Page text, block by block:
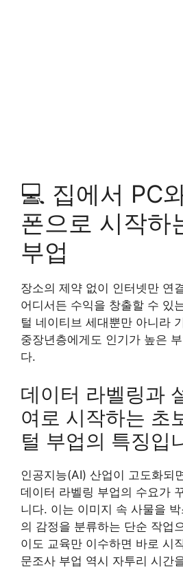
💻 집에서 PC
폰으로 시작하
부업
장소의 제약 없이 인터넷만 연
어디서든 수익을 창출할 수 있
털 네이티브 세대뿐만 아니라
중장년층에게도 인기가 높은
다.
데이터 라벨링과
여로 시작하는 초
털 부업의 특징입
인공지능(AI) 산업이 고도화되
데이터 라벨링 부업의 수요가
니다. 이는 이미지 속 사물을
의 감정을 분류하는 단순 작업
이도 교육만 이수하면 바로 시
문조사 부업 역시 자투리 시간